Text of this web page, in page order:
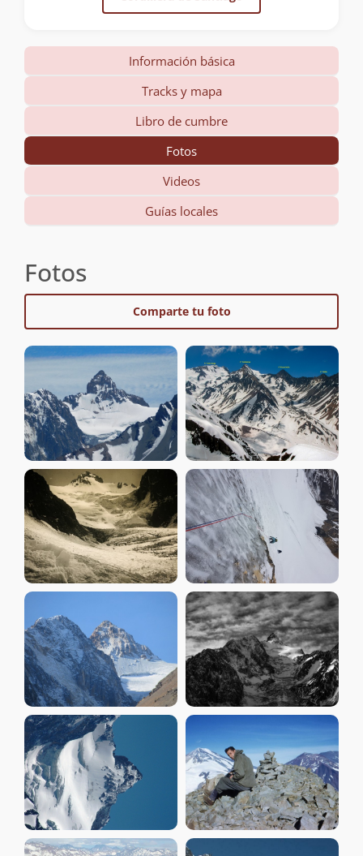
Información básica
Tracks y mapa
Libro de cumbre
Fotos
Videos
Guías locales
Fotos
Comparte tu foto